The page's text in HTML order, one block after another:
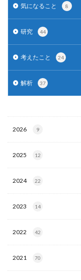
気になること 8
研究 44
考えたこと 24
解析 37
2026 9
2025 12
2024 22
2023 14
2022 42
2021 70